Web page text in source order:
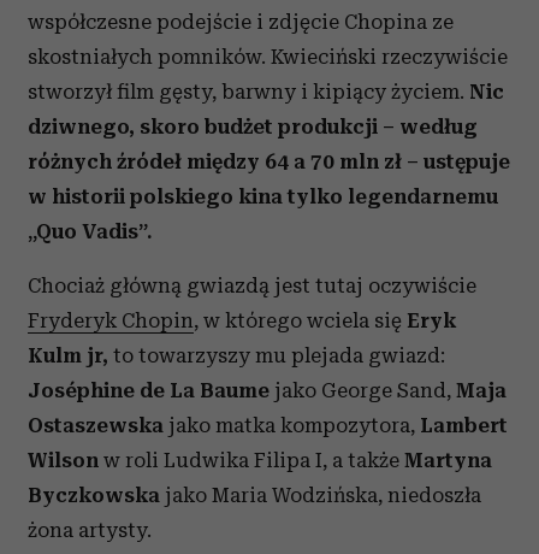
współczesne podejście i zdjęcie Chopina ze
skostniałych pomników. Kwieciński rzeczywiście
stworzył film gęsty, barwny i kipiący życiem. Nic
dziwnego, skoro budżet produkcji – według
różnych źródeł między 64 a 70 mln zł – ustępuje
w historii polskiego kina tylko legendarnemu
„Quo Vadis”.
Chociaż główną gwiazdą jest tutaj oczywiście
Fryderyk Chopin, w którego wciela się Eryk
Kulm jr, to towarzyszy mu plejada gwiazd:
Joséphine de La Baume jako George Sand, Maja
Ostaszewska jako matka kompozytora, Lambert
Wilson w roli Ludwika Filipa I, a także Martyna
Byczkowska jako Maria Wodzińska, niedoszła
żona artysty.